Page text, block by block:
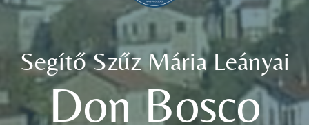
Segítő Szűz Mária Leányai
Don Bosco